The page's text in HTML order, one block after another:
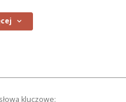
kluczowe: